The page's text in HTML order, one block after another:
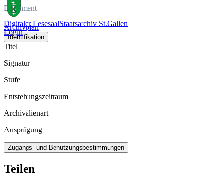
Digitaler LesesaalStaatsarchiv St.Gallen
Login
Dokument
Archivplan
Identifikation
Titel
Signatur
Stufe
Entstehungszeitraum
Archivalienart
Ausprägung
Zugangs- und Benutzungsbestimmungen
Teilen